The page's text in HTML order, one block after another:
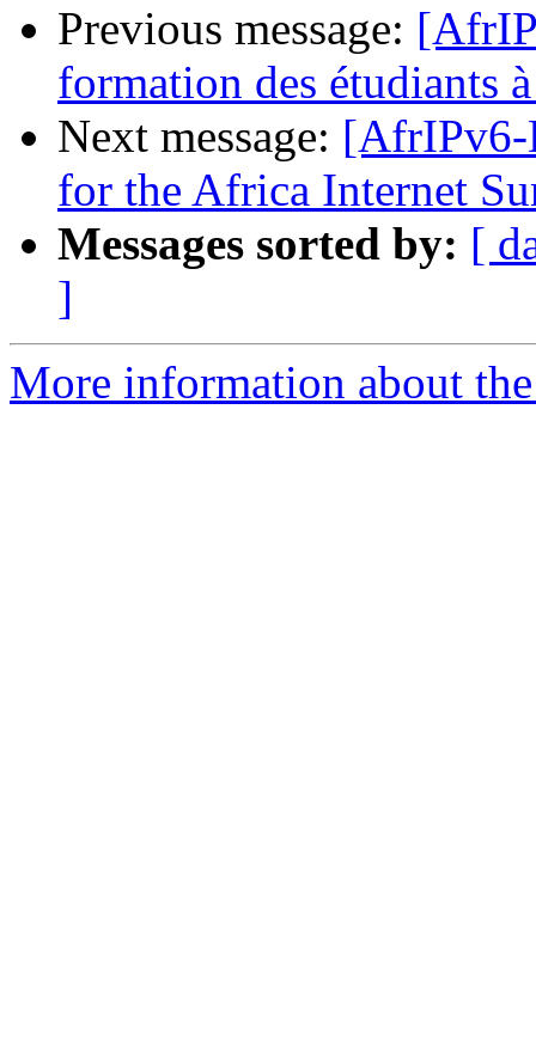
Previous message:
formation des étudiants
Next message: [AfrIPv6-
for the Africa Internet
Messages sorted by: [
]
More information about